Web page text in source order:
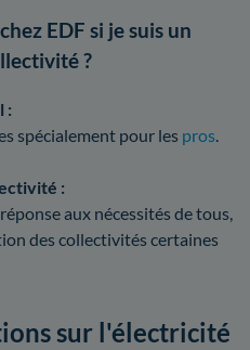
EDF si je suis un
?
:
spécialement pour les pros.
:
aux nécessités de tous,
des collectivités certaines
sur l'électricité